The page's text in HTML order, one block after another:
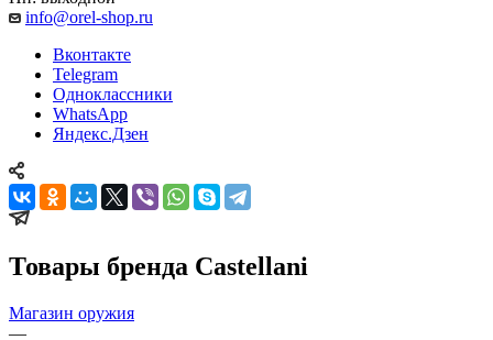
info@orel-shop.ru
Вконтакте
Telegram
Одноклассники
WhatsApp
Яндекс.Дзен
Товары бренда Castellani
Магазин оружия
—